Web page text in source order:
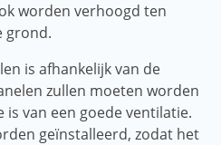
worden verhoogd ten
grond.
is afhankelijk van de
zullen moeten worden
is van een goede ventilatie.
geïnstalleerd, zodat het